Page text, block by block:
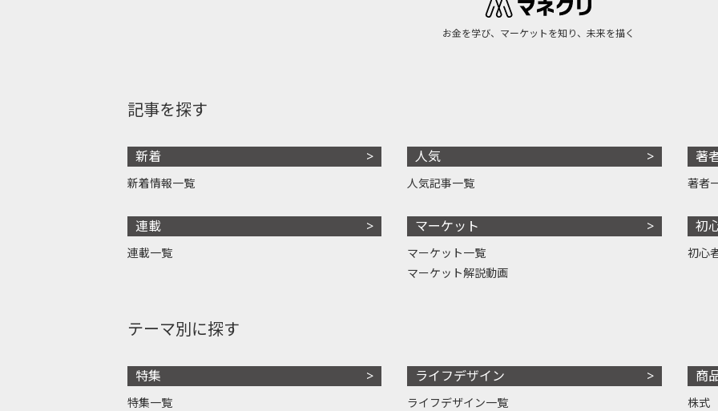
お金を学び、マーケットを知り、未来を描く
記事を探す
新着
新着情報一覧
連載
連載一覧
人気
人気記事一覧
マーケット
マーケット一覧
マーケット解説動画
著
著者
初
初心
テーマ別に探す
特集
特集一覧
ライフデザイン
ライフデザイン一覧
商
株式